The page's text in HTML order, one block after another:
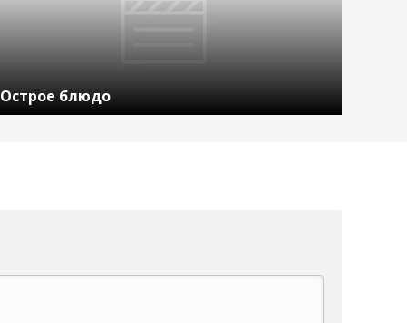
Острое блюдо